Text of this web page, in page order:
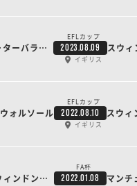
EFLカップ
ピーターバラ・ユナイテッド 2023.08.09
イギリス
EFLカップ
ウォルソール 2022.08.10
イギリス
FA杯
スウィンドン・タウン 2022.01.08